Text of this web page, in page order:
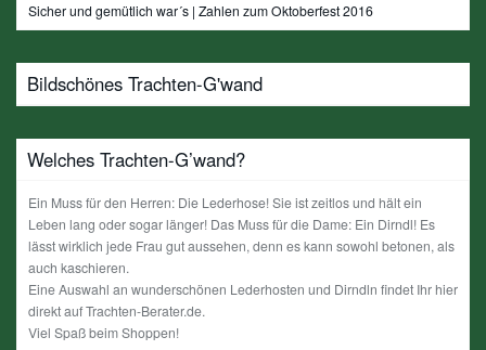
Sicher und gemütlich war´s | Zahlen zum Oktoberfest 2016
Bildschönes Trachten-G'wand
Welches Trachten-G’wand?
Ein Muss für den Herren: Die Lederhose! Sie ist zeitlos und hält ein
Leben lang oder sogar länger! Das Muss für die Dame: Ein Dirndl! Es
lässt wirklich jede Frau gut aussehen, denn es kann sowohl betonen, als
auch kaschieren.
Eine Auswahl an wunderschönen Lederhosten und Dirndln findet Ihr hier
direkt auf Trachten-Berater.de.
Viel Spaß beim Shoppen!